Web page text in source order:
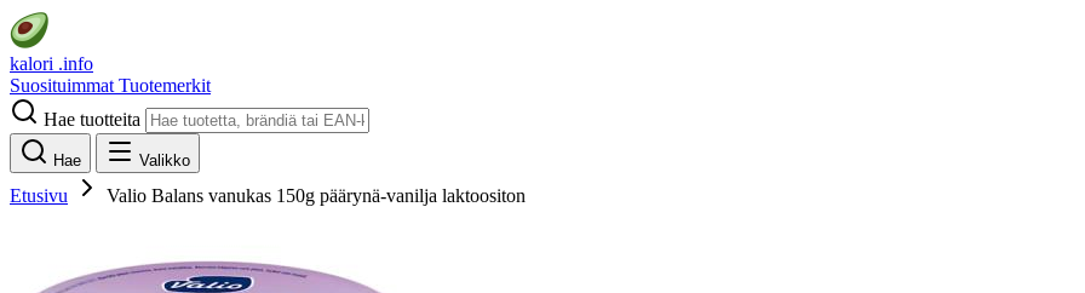
kalori .info
Suosituimmat Tuotemerkit
Hae tuotteita
Hae Valikko
Etusivu Valio Balans vanukas 150g päärynä-vanilja laktoositon